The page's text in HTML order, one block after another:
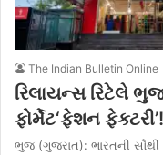
The Indian Bulletin Online
રિલાયન્સ રિટેલે
ફોર્મેટ‘ફેશન ફેક્ટરી’!
ભુજ (ગુજરાત): ભારતની સૌથી